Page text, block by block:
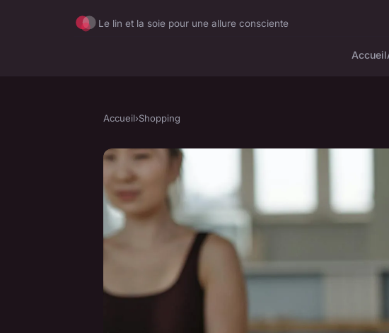
Le lin et la soie pour une allure consciente
Accueil
Accueil›Shopping